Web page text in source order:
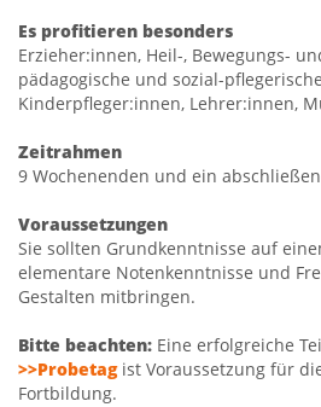
Es profitieren besonders
Erzieher:innen, Heil-, Bewegungs-
pädagogische und sozial-
Kinderpfleger:innen, Lehrer:innen,
Zeitrahmen
9 Wochenenden und ein
Voraussetzungen
Sie sollten Grundkenntnisse auf
elementare Notenkenntnisse und
Gestalten mitbringen.
Bitte beachten: Eine erfolgreiche
>>Probetagist Voraussetzung für
Fortbildung.